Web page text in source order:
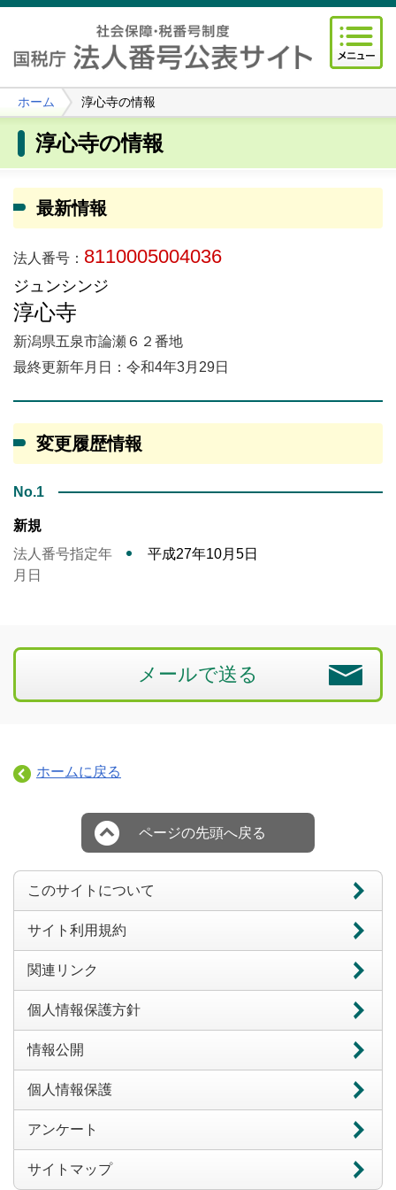
ホーム 淳心寺の情報
淳心寺の情報
最新情報
法人番号： 8110005004036
ジュンシンジ
淳心寺
新潟県五泉市論瀬６２番地
最終更新年月日：令和4年3月29日
変更履歴情報
No.1
新規
法人番号指定年
月日
平成27年10月5日
メールで送る
ホームに戻る
ページの先頭へ戻る
このサイトについて
サイト利用規約
関連リンク
個人情報保護方針
情報公開
個人情報保護
アンケート
サイトマップ